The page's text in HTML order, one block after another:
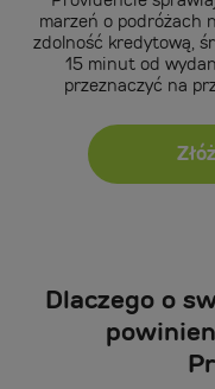
marzeń o podróżach
zdolność kredytową,
15 minut od
przeznaczyć na
Dlaczego o